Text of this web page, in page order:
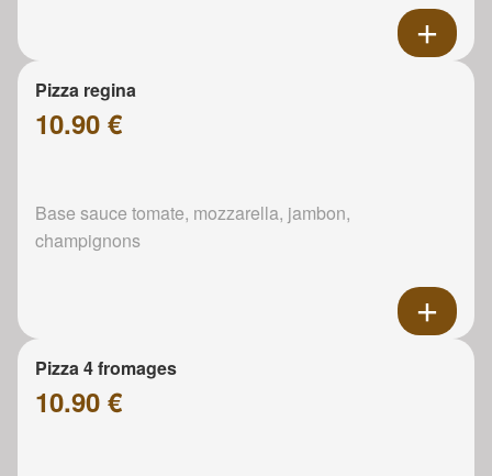
Pizza regina
10.90 €
Base sauce tomate, mozzarella, jambon,
champignons
Pizza 4 fromages
10.90 €